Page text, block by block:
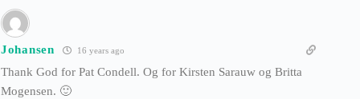
Johansen 16 years ago
Thank God for Pat Condell. Og for Kirsten Sarauw og Britta
Mogensen. 🙂